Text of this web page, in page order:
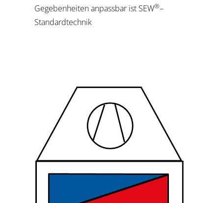
Gegebenheiten anpassbar ist SEW®–
Standardtechnik